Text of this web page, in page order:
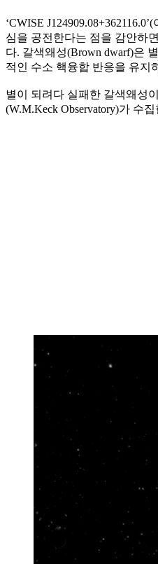
‘CWISE
심을 공전한다는 점을 감안하
다. 갈색왜성(Brown dwarf)은
적인 수소 핵융합 반응을 유지
별이 되려다 실패한 갈색왜성
(W.M.Keck Observatory)가 수